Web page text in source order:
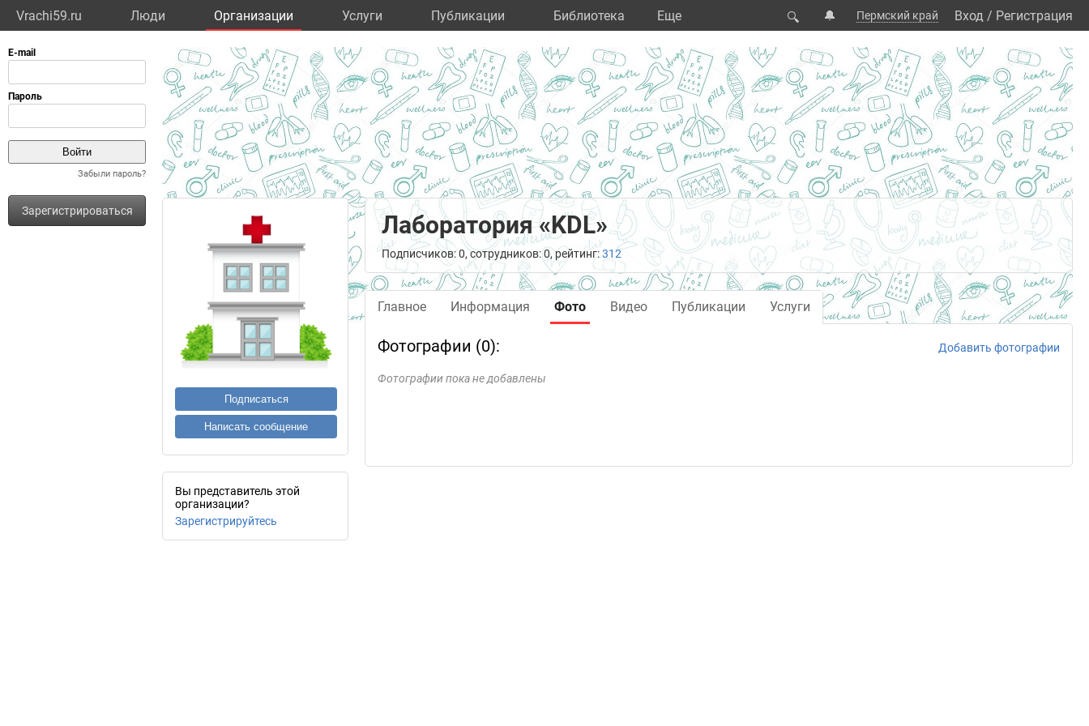
Vrachi59.ru Люди Организации Услуги Публикации Библиотека Eще 🔍 🔔 Пермский край Вход / Регистрация
Забыли пароль?
Зарегистрироваться
Подписаться
Написать сообщение
Вы представитель этой
организации?
Зарегистрируйтесь
Лаборатория «KDL»
Подписчиков: 0, сотрудников: 0, рейтинг:312
Главное Информация Фото Видео Публикации Услуги
Фотографии (0): Добавить фотографии
Фотографии пока не добавлены